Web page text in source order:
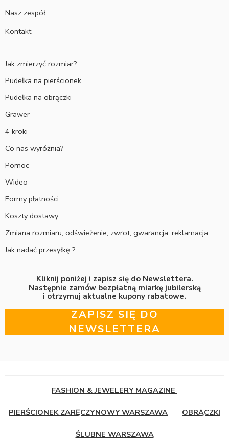
Nasz zespół
Kontakt
Jak zmierzyć rozmiar?
Pudełka na pierścionek
Pudełka na obrączki
Grawer
4 kroki
Co nas wyróżnia?
Pomoc
Wideo
Formy płatności
Koszty dostawy
Zmiana rozmiaru, odświeżenie, zwrot, gwarancja, reklamacja
Jak nadać przesyłkę ?
Kliknij poniżej i zapisz się do Newslettera.
Następnie zamów bezpłatną miarkę jubilerską
i otrzymuj aktualne kupony rabatowe.
ZAPISZ SIĘ DO
NEWSLETTERA
FASHION & JEWELERY MAGAZINE
PIERŚCIONEK ZARĘCZYNOWY WARSZAWA OBRĄCZKI
ŚLUBNE WARSZAWA